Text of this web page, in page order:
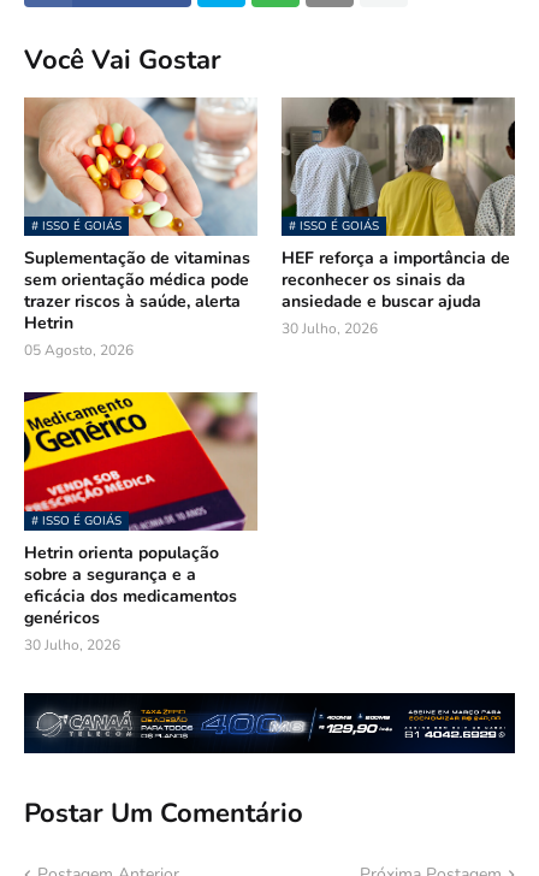
Você Vai Gostar
# ISSO É GOIÁS
Suplementação de vitaminas
sem orientação médica pode
trazer riscos à saúde, alerta
Hetrin
05 Agosto, 2026
# ISSO É GOIÁS
HEF reforça a importância de
reconhecer os sinais da
ansiedade e buscar ajuda
30 Julho, 2026
# ISSO É GOIÁS
Hetrin orienta população
sobre a segurança e a
eficácia dos medicamentos
genéricos
30 Julho, 2026
Postar Um Comentário